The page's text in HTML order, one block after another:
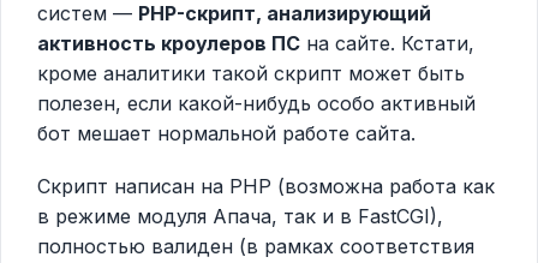
систем — PHP-скрипт, анализирующий
активность кроулеров ПС на сайте. Кстати,
кроме аналитики такой скрипт может быть
полезен, если какой-нибудь особо активный
бот мешает нормальной работе сайта.
Скрипт написан на PHP (возможна работа как
в режиме модуля Апача, так и в FastCGI),
полностью валиден (в рамках соответствия